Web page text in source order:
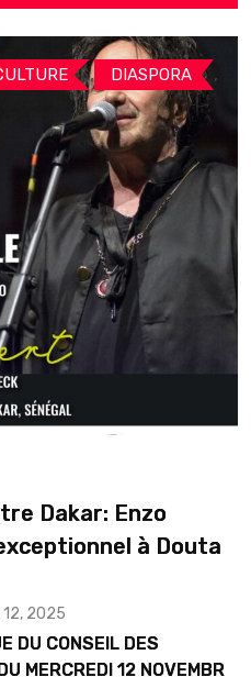
, DIASPORA ,
Dakar: Enzo
à Douta
2025
DU CONSEIL DES
MERCREDI 12 NOVEMBRE